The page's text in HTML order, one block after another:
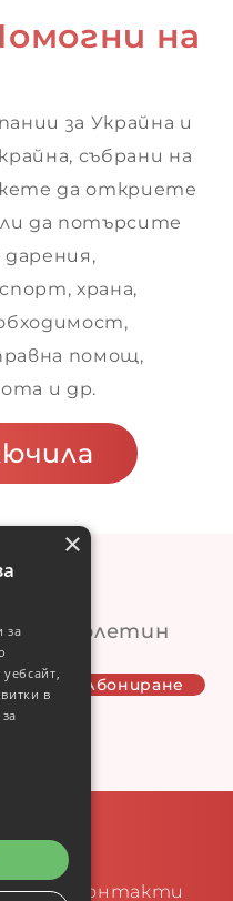
на
за Украйна и
събрани на
да откриете
да потърсите
храна,
помощ,
и др.
бюлетин
Контакти
×
за
в